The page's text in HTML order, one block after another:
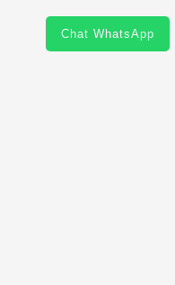
Chat WhatsApp